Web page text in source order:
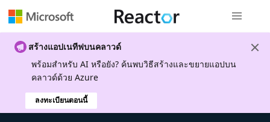
สร้างแอปเนทีฟบนคลาวด์
พร้อมสําหรับ AI หรือยัง? ค้นพบวิธีสร้างและขยายแอปบน
คลาวด์ด้วย Azure
ลงทะเบียนตอนนี้